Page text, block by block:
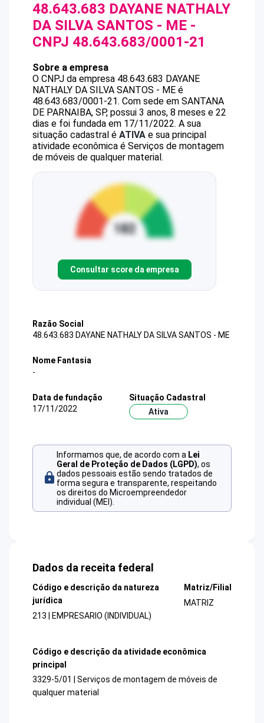
48.643.683 DAYANE NATHALY
DA SILVA SANTOS - ME -
CNPJ 48.643.683/0001-21
Sobre a empresa
O CNPJ da empresa 48.643.683 DAYANE
NATHALY DA SILVA SANTOS - ME é
48.643.683/0001-21. Com sede em SANTANA
DE PARNAIBA, SP, possui 3 anos, 8 meses e 22
dias e foi fundada em 17/11/2022. A sua
situação cadastral é ATIVA e sua principal
atividade econômica é Serviços de montagem
de móveis de qualquer material.
Consultar score da empresa
Razão Social
48.643.683 DAYANE NATHALY DA SILVA SANTOS - ME
Nome Fantasia
-
Data de fundação
17/11/2022
Situação Cadastral
Ativa
Informamos que, de acordo com a Lei
Geral de Proteção de Dados (LGPD), os
dados pessoais estão sendo tratados de
forma segura e transparente, respeitando
os direitos do Microempreendedor
individual (MEI).
Dados da receita federal
Código e descrição da natureza
jurídica
213 | EMPRESARIO (INDIVIDUAL)
Matriz/Filial
MATRIZ
Código e descrição da atividade econômica
principal
3329-5/01 | Serviços de montagem de móveis de
qualquer material